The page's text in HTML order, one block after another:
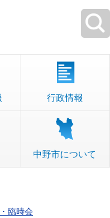
行政情報
中野市について
臨時会